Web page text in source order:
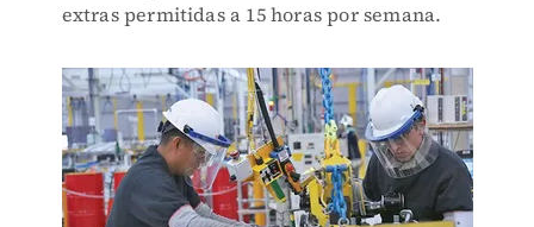
extras permitidas a 15 horas por semana.